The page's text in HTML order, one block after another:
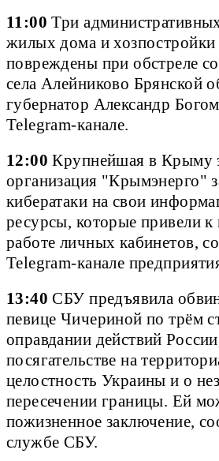
11:00 Три
жилых дома и
повреждены при обстреле
села Алейниково Брянской
губернатор Александр
Telegram-канале.
12:00 Крупнейшая в Крыму
организация "Крымэнерго"
кибератаки на свои
ресурсы, которые привели к
работе личных кабинетов,
Telegram-канале
13:40 СБУ предъявила
певице Чичериной по трём
оправдании действий
посягательстве на
целостность Украины и о
пересечении границы. Ей
пожизненное заключение,
службе СБУ.